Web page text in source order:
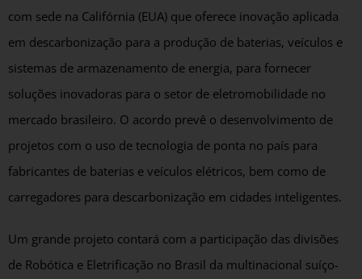
com sede na Califórnia (EUA) que oferece inovação aplicada
em descarbonização para a produção de baterias, veículos e
sistemas de armazenamento de energia, para fornecer
soluções inovadoras para o setor de eletromobilidade no
mercado brasileiro. O acordo prevê o desenvolvimento de
projetos com o uso de tecnologia de ponta no país para
fabricantes de baterias e veículos elétricos, bem como de
carregadores para descarbonização em cidades inteligentes.
Um grande projeto contará com a participação das divisões
de Robótica e Eletrificação no Brasil da multinacional suíço-